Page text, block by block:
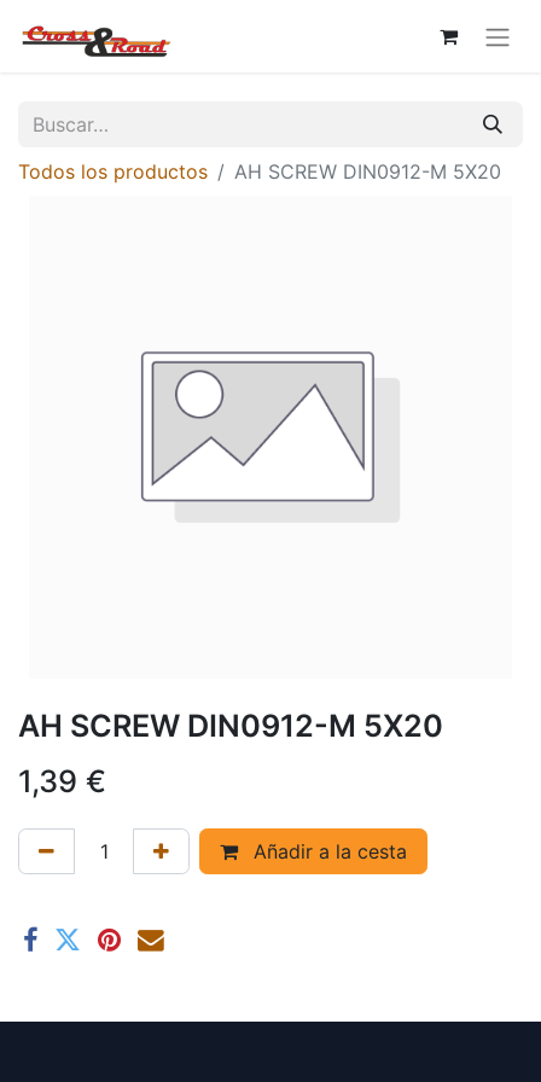
Todos los productos AH SCREW DIN0912-M 5X20
AH SCREW DIN0912-M 5X20
1,39 €
Añadir a la cesta